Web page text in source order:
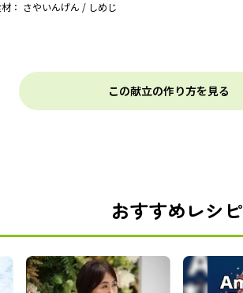
材： さやいんげん / しめじ
この献立の作り方を見る
おすすめレシピ